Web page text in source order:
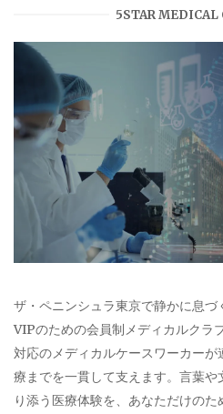
5STAR MEDICAL
ザ・ペニンシュラ東京で静かに息
VIPのための会員制メディカルクラ
対応のメディカルケースワーカーが
療までを一貫して支えます。言葉や
り添う医療体験を、あなただけのた